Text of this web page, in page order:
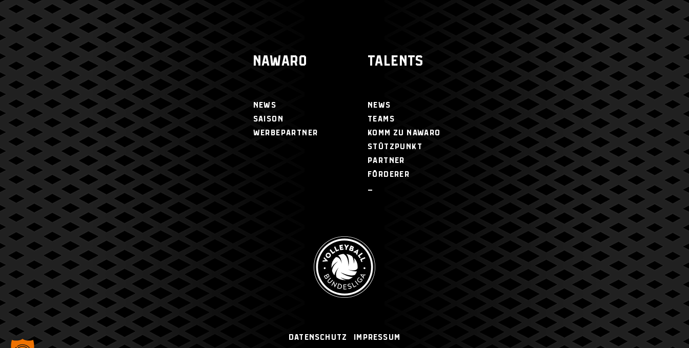
NAWARO
NEWS
SAISON
WERBEPARTNER
TALENTS
NEWS
TEAMS
KOMM ZU NAWARO
STÜTZPUNKT
PARTNER
FÖRDERER
–
Datenschutz Impressum